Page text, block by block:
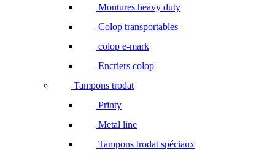
Montures heavy duty
Colop transportables
colop e-mark
Encriers colop
Tampons trodat
Printy
Metal line
Tampons trodat spéciaux